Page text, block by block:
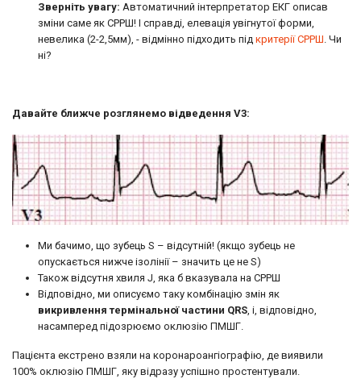
Зверніть увагу: Автоматичний інтерпретатор ЕКГ описав
зміни саме як СРРШ! І справді, елевація увігнутої форми,
невелика (2-2,5мм), - відмінно підходить під критерії СРРШ. Чи
ні?
Давайте ближче розглянемо відведення V3:
Ми бачимо, що зубець S – відсутній! (якщо зубець не
опускається нижче ізолінії – значить це не S)
Також відсутня хвиля J, яка б вказувала на СРРШ
Відповідно, ми описуємо таку комбінацію змін як
викривлення термінальної частини QRS, і, відповідно,
насамперед підозрюємо оклюзію ПМШГ.
Пацієнта екстрено взяли на коронароангіографію, де виявили
100% оклюзію ПМШГ, яку відразу успішно простентували.